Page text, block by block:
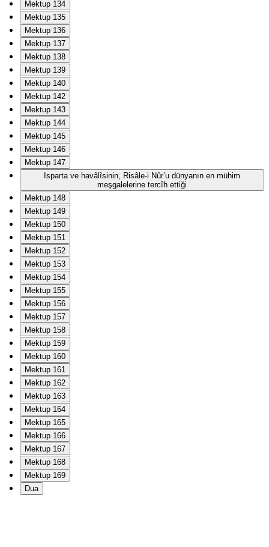
Mektup 134
Mektup 135
Mektup 136
Mektup 137
Mektup 138
Mektup 139
Mektup 140
Mektup 142
Mektup 143
Mektup 144
Mektup 145
Mektup 146
Mektup 147
Isparta ve havâlîsinin, Risâle-i Nûr’u dünyanın en mühim
meşgalelerine tercîh ettiği
Mektup 148
Mektup 149
Mektup 150
Mektup 151
Mektup 152
Mektup 153
Mektup 154
Mektup 155
Mektup 156
Mektup 157
Mektup 158
Mektup 159
Mektup 160
Mektup 161
Mektup 162
Mektup 163
Mektup 164
Mektup 165
Mektup 166
Mektup 167
Mektup 168
Mektup 169
Dua